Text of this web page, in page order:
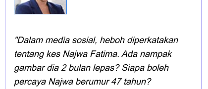
"Dalam media sosial, heboh diperkatakan
tentang kes Najwa Fatima. Ada nampak
gambar dia 2 bulan lepas? Siapa boleh
percaya Najwa berumur 47 tahun?